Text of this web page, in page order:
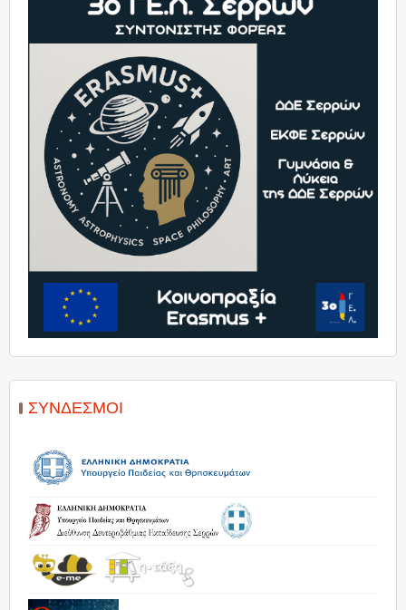
ΣΎΝΔΕΣΜΟΙ